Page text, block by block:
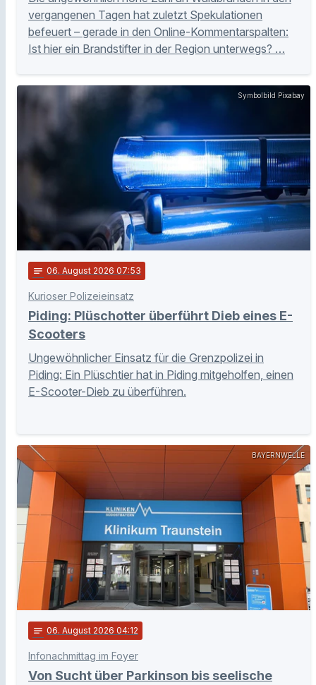
vergangenen Tagen hat zuletzt Spekulationen
befeuert – gerade in den Online-Kommentarspalten:
Ist hier ein Brandstifter in der Region unterwegs? …
Symbolbild Pixabay
notes 06. August 2026 07:53
Kurioser Polizeieinsatz
Piding: Plüschotter überführt Dieb eines E-
Scooters
Ungewöhnlicher Einsatz für die Grenzpolizei in
Piding: Ein Plüschtier hat in Piding mitgeholfen, einen
E-Scooter-Dieb zu überführen.
BAYERNWELLE
notes 06. August 2026 04:12
Infonachmittag im Foyer
Von Sucht über Parkinson bis seelische